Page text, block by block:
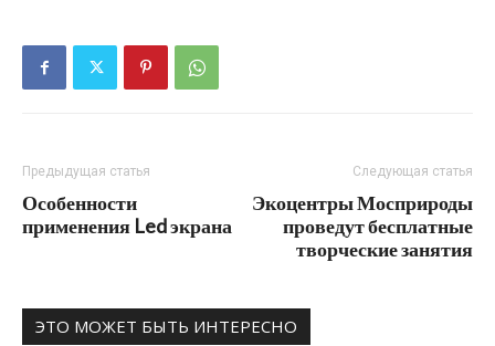
Предыдущая статья
Особенности
применения Led экрана
Следующая статья
Экоцентры Мосприроды
проведут бесплатные
творческие занятия
ЭТО МОЖЕТ БЫТЬ ИНТЕРЕСНО